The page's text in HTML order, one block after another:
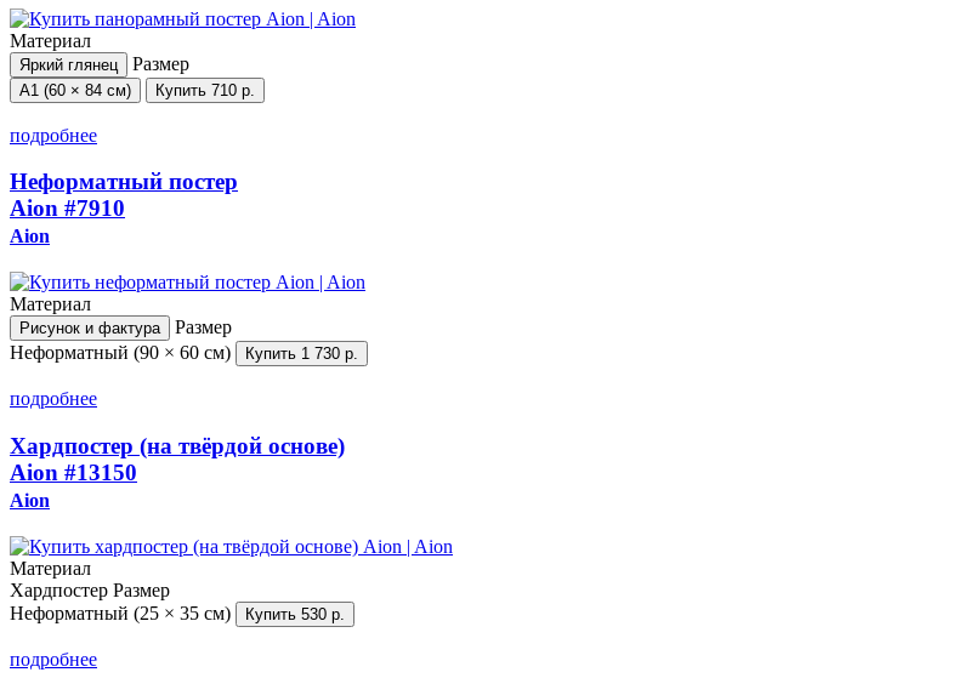
Материал
Яркий глянец Размер
А1 (60 × 84 см) Купить 710 р.
подробнее
Неформатный постер
Aion #7910
Aion
Материал
Рисунок и фактура
Размер
Неформатный (90 × 60 см)
Купить 1 730 р.
подробнее
Хардпостер (на твёрдой основе)
Aion #13150
Aion
Материал
Хардпостер Размер
Неформатный (25 × 35 см)
Купить 530 р.
подробнее